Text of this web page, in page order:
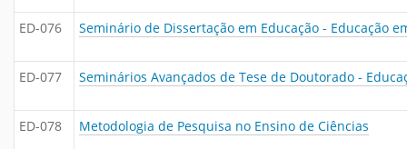
ED-076 Seminário de Dissertação em Educação - Educação
ED-077 Seminários Avançados de Tese de Doutorado -
ED-078 Metodologia de Pesquisa no Ensino de Ciências